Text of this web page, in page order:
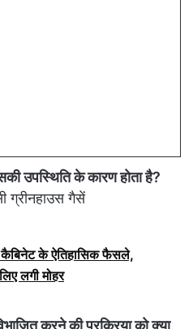
उपस्थिति के कारण होता है?
ग्रीनहाउस गैसें
कैबिनेट के ऐतिहासिक फैसले,
लगी मोहर
करने की प्रक्रिया को क्या